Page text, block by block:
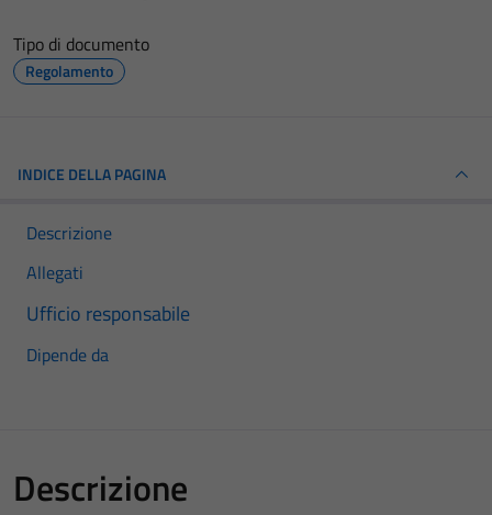
Tipo di documento
Regolamento
INDICE DELLA PAGINA
Descrizione
Allegati
Ufficio responsabile
Dipende da
Descrizione